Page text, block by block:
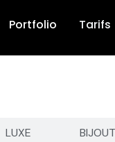
Portfolio Tarifs
LUXE